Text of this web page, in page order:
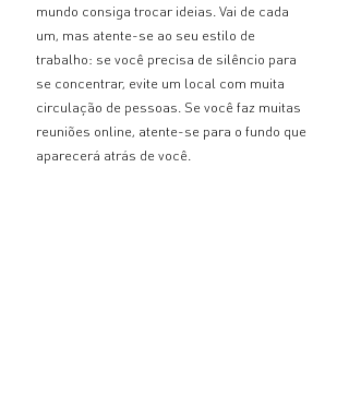
mundo consiga trocar ideias. Vai de cada
um, mas atente-se ao seu estilo de
trabalho: se você precisa de silêncio para
se concentrar, evite um local com muita
circulação de pessoas. Se você faz muitas
reuniões online, atente-se para o fundo que
aparecerá atrás de você.